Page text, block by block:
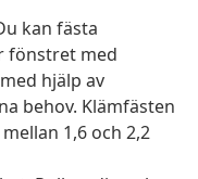
kan fästa
fönstret med
hjälp av
behov. Klämfästen
1,6 och 2,2